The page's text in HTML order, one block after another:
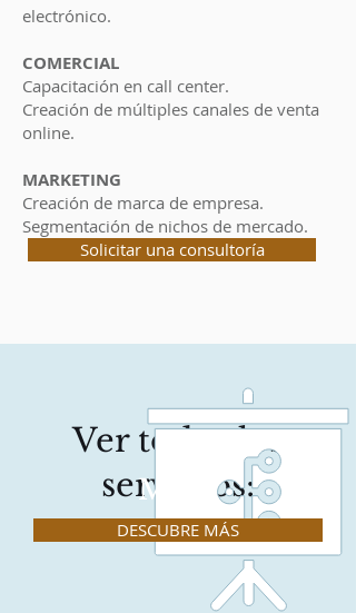
electrónico.
COMERCIAL
Capacitación en call center.
Creación de múltiples canales de venta
online.
MARKETING
Creación de marca de empresa.
Segmentación de nichos de mercado.
Solicitar una consultoría
Ver todos los
servicios:
Moda
DESCUBRE MÁS